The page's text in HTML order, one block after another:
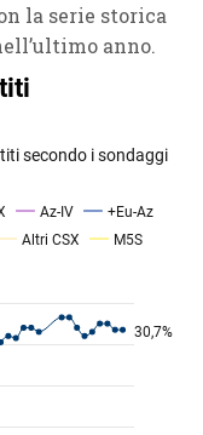
la serie storica
anno.